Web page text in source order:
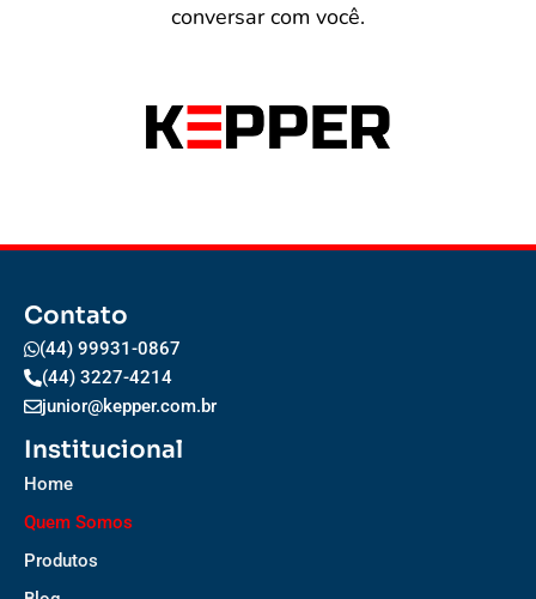
conversar com você.
Contato
(44) 99931-0867
(44) 3227-4214
junior@kepper.com.br
Institucional
Home
Quem Somos
Produtos